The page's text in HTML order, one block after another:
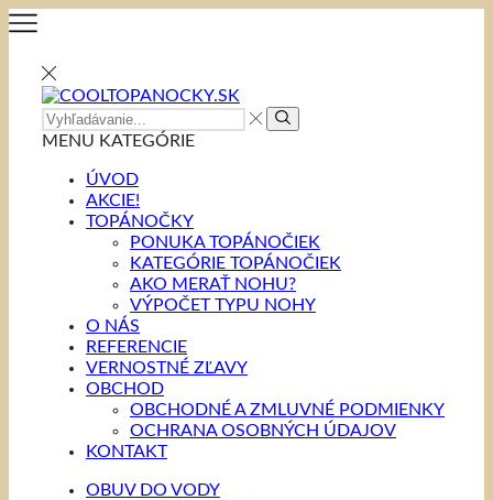
SEARCH
INPUT
MENU KATEGÓRIE
ÚVOD
AKCIE!
TOPÁNOČKY
PONUKA TOPÁNOČIEK
KATEGÓRIE TOPÁNOČIEK
AKO MERAŤ NOHU?
VÝPOČET TYPU NOHY
O NÁS
REFERENCIE
VERNOSTNÉ ZĽAVY
OBCHOD
OBCHODNÉ A ZMLUVNÉ PODMIENKY
OCHRANA OSOBNÝCH ÚDAJOV
KONTAKT
OBUV DO VODY